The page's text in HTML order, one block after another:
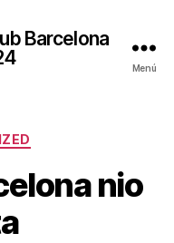
Barcelona
Menú
nio